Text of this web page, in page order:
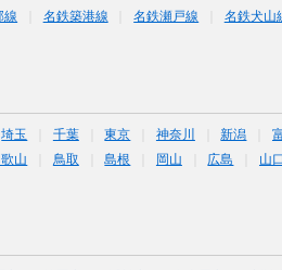
線 名鉄築港線 名鉄瀬戸線 名鉄犬山
埼玉 千葉 東京 神奈川 新潟
山 鳥取 島根 岡山 広島 山口